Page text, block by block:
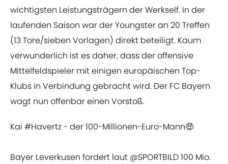
wichtigsten Leistungsträgern der Werkself. In der
laufenden Saison war der Youngster an 20 Treffen
(13 Tore/sieben Vorlagen) direkt beteiligt. Kaum
verwunderlich ist es daher, dass der offensive
Mittelfeldspieler mit einigen europäischen Top-
Klubs in Verbindung gebracht wird. Der FC Bayern
wagt nun offenbar einen Vorstoß.
Kai #Havertz- der 100-Millionen-Euro-Mann🤑
Bayer Leverkusen fordert laut @SPORTBILD100 Mio.